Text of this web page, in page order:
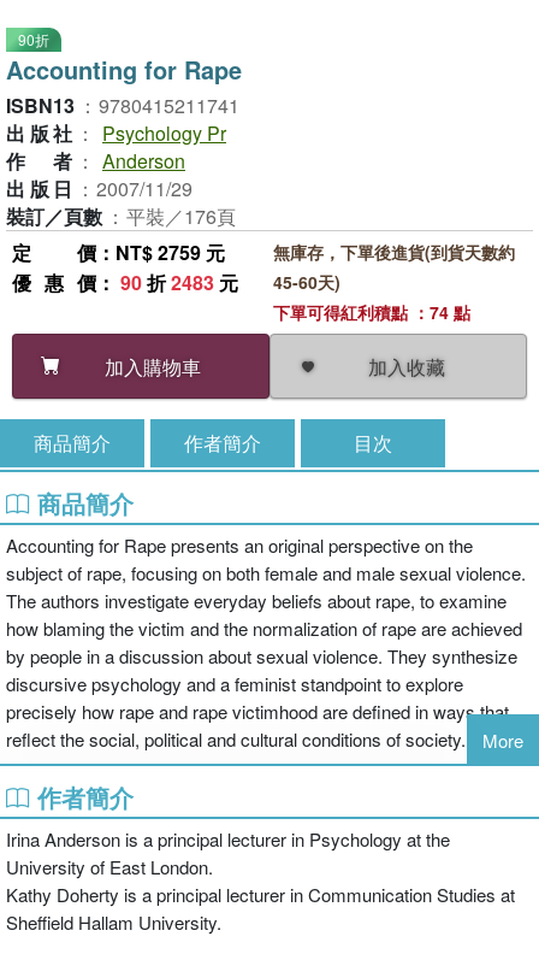
90折
Accounting for Rape
ISBN13 ： 9780415211741
出版社 ：
Psychology Pr
作者 ： Anderson
出版日 ： 2007/11/29
裝訂／頁數 ： 平裝／176頁
定價 ：NT$ 2759 元
優惠價 ： 90折2483 元
加入購物車 加入收藏
無庫存，下單後進貨(到貨天數約
45-60天)
下單可得紅利積點 ：74 點
商品簡介 作者簡介 目次
商品簡介
Accounting for Rape presents an original perspective on the
subject of rape, focusing on both female and male sexual violence.
The authors investigate everyday beliefs about rape, to examine
how blaming the victim and the normalization of rape are achieved
by people in a discussion about sexual violence. They synthesize
discursive psychology and a feminist standpoint to explore
precisely how rape and rape victimhood are defined in ways that
reflect the social, political and cultural conditions of society.
By analysing conversational data, Anderson and Doherty suggest
that the existing social psychological experimental research into
rape and rape perception fails to analyse the subtlety and political
significance of rape supportive reasoning. Accounting for Rape
provides a critical interrogation of the dominant theories and
methodologies, focusing on:
More
作者簡介
Irina Anderson is a principal lecturer in Psychology at the
University of East London.
Kathy Doherty is a principal lecturer in Communication Studies at
Sheffield Hallam University.